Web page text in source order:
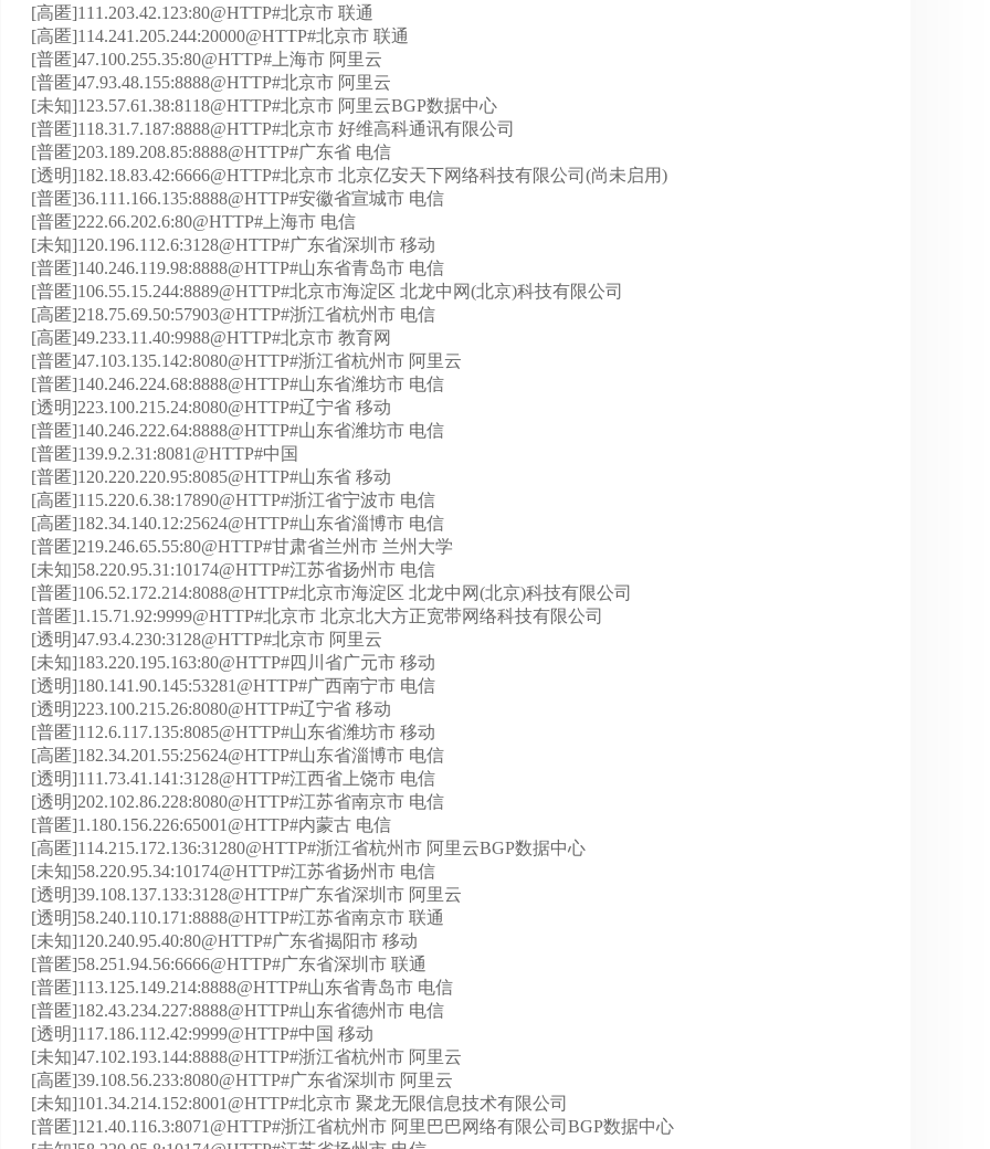
[高匿]111.203.42.123:80@HTTP#北京市 联通
[高匿]114.241.205.244:20000@HTTP#北京市 联通
[普匿]47.100.255.35:80@HTTP#上海市 阿里云
[普匿]47.93.48.155:8888@HTTP#北京市 阿里云
[未知]123.57.61.38:8118@HTTP#北京市 阿里云BGP数据中心
[普匿]118.31.7.187:8888@HTTP#北京市 好维高科通讯有限公司
[普匿]203.189.208.85:8888@HTTP#广东省 电信
[透明]182.18.83.42:6666@HTTP#北京市 北京亿安天下网络科技有限公司(尚未启用)
[普匿]36.111.166.135:8888@HTTP#安徽省宣城市 电信
[普匿]222.66.202.6:80@HTTP#上海市 电信
[未知]120.196.112.6:3128@HTTP#广东省深圳市 移动
[普匿]140.246.119.98:8888@HTTP#山东省青岛市 电信
[普匿]106.55.15.244:8889@HTTP#北京市海淀区 北龙中网(北京)科技有限公司
[高匿]218.75.69.50:57903@HTTP#浙江省杭州市 电信
[高匿]49.233.11.40:9988@HTTP#北京市 教育网
[普匿]47.103.135.142:8080@HTTP#浙江省杭州市 阿里云
[普匿]140.246.224.68:8888@HTTP#山东省潍坊市 电信
[透明]223.100.215.24:8080@HTTP#辽宁省 移动
[普匿]140.246.222.64:8888@HTTP#山东省潍坊市 电信
[普匿]139.9.2.31:8081@HTTP#中国
[普匿]120.220.220.95:8085@HTTP#山东省 移动
[高匿]115.220.6.38:17890@HTTP#浙江省宁波市 电信
[高匿]182.34.140.12:25624@HTTP#山东省淄博市 电信
[普匿]219.246.65.55:80@HTTP#甘肃省兰州市 兰州大学
[未知]58.220.95.31:10174@HTTP#江苏省扬州市 电信
[普匿]106.52.172.214:8088@HTTP#北京市海淀区 北龙中网(北京)科技有限公司
[普匿]1.15.71.92:9999@HTTP#北京市 北京北大方正宽带网络科技有限公司
[透明]47.93.4.230:3128@HTTP#北京市 阿里云
[未知]183.220.195.163:80@HTTP#四川省广元市 移动
[透明]180.141.90.145:53281@HTTP#广西南宁市 电信
[透明]223.100.215.26:8080@HTTP#辽宁省 移动
[普匿]112.6.117.135:8085@HTTP#山东省潍坊市 移动
[高匿]182.34.201.55:25624@HTTP#山东省淄博市 电信
[透明]111.73.41.141:3128@HTTP#江西省上饶市 电信
[透明]202.102.86.228:8080@HTTP#江苏省南京市 电信
[普匿]1.180.156.226:65001@HTTP#内蒙古 电信
[高匿]114.215.172.136:31280@HTTP#浙江省杭州市 阿里云BGP数据中心
[未知]58.220.95.34:10174@HTTP#江苏省扬州市 电信
[透明]39.108.137.133:3128@HTTP#广东省深圳市 阿里云
[透明]58.240.110.171:8888@HTTP#江苏省南京市 联通
[未知]120.240.95.40:80@HTTP#广东省揭阳市 移动
[普匿]58.251.94.56:6666@HTTP#广东省深圳市 联通
[普匿]113.125.149.214:8888@HTTP#山东省青岛市 电信
[普匿]182.43.234.227:8888@HTTP#山东省德州市 电信
[透明]117.186.112.42:9999@HTTP#中国 移动
[未知]47.102.193.144:8888@HTTP#浙江省杭州市 阿里云
[高匿]39.108.56.233:8080@HTTP#广东省深圳市 阿里云
[未知]101.34.214.152:8001@HTTP#北京市 聚龙无限信息技术有限公司
[普匿]121.40.116.3:8071@HTTP#浙江省杭州市 阿里巴巴网络有限公司BGP数据中心